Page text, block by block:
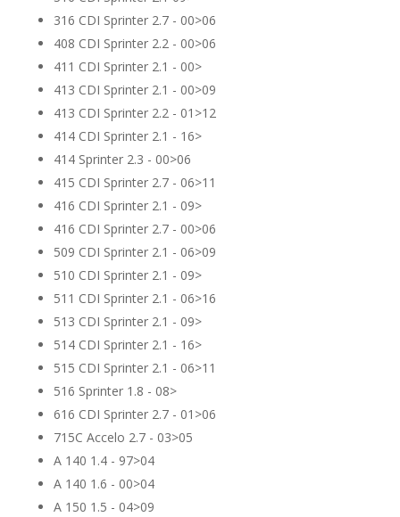
316 CDI Sprinter 2.7 - 00>06
408 CDI Sprinter 2.2 - 00>06
411 CDI Sprinter 2.1 - 00>
413 CDI Sprinter 2.1 - 00>09
413 CDI Sprinter 2.2 - 01>12
414 CDI Sprinter 2.1 - 16>
414 Sprinter 2.3 - 00>06
415 CDI Sprinter 2.7 - 06>11
416 CDI Sprinter 2.1 - 09>
416 CDI Sprinter 2.7 - 00>06
509 CDI Sprinter 2.1 - 06>09
510 CDI Sprinter 2.1 - 09>
511 CDI Sprinter 2.1 - 06>16
513 CDI Sprinter 2.1 - 09>
514 CDI Sprinter 2.1 - 16>
515 CDI Sprinter 2.1 - 06>11
516 Sprinter 1.8 - 08>
616 CDI Sprinter 2.7 - 01>06
715C Accelo 2.7 - 03>05
A 140 1.4 - 97>04
A 140 1.6 - 00>04
A 150 1.5 - 04>09